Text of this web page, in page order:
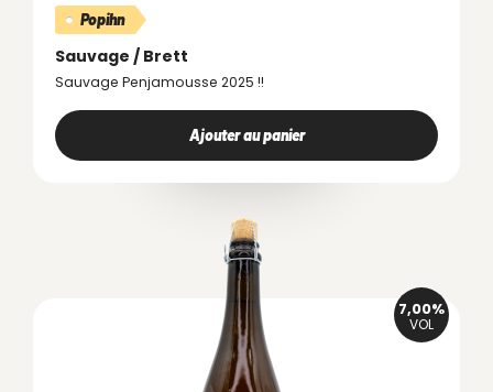
Popihn
Sauvage / Brett
Sauvage Penjamousse 2025 !!
Ajouter au panier
7,00%
VOL